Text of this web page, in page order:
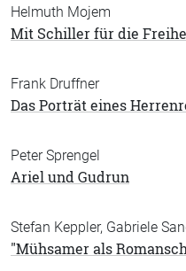
Helmuth Mojem
Mit Schiller für die
Frank Druffner
Das Porträt eines
Peter Sprengel
Ariel und Gudrun
Stefan Keppler, Gabriele
"Mühsamer als